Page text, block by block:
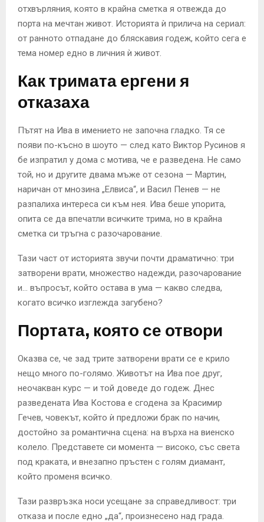
отхвърляния, която в крайна сметка я отвежда до
порта на мечтан живот. Историята ѝ прилича на сериал:
от ранното отпадане до бляскавия годеж, който сега е
тема номер едно в личния ѝ живот.
Как тримата ергени я
отказаха
Пътят на Ива в имението не започна гладко. Тя се
появи по-късно в шоуто — след като Виктор Русинов я
бе изпратил у дома с мотива, че е разведена. Не само
той, но и другите двама мъже от сезона — Мартин,
наричан от мнозина „Елвиса“, и Васил Пенев — не
разпалиха интереса си към нея. Ива беше упорита,
опита се да впечатли всичките трима, но в крайна
сметка си тръгна с разочарование.
Тази част от историята звучи почти драматично: три
затворени врати, множество надежди, разочарование
и… въпросът, който остава в ума — какво следва,
когато всичко изглежда загубено?
Портата, която се отвори
Оказва се, че зад трите затворени врати се е крило
нещо много по-голямо. Животът на Ива пое друг,
неочакван курс — и той доведе до годеж. Днес
разведената Ива Костова е сгодена за Красимир
Гечев, човекът, който ѝ предложи брак по начин,
достойно за романтична сцена: на върха на виенско
колело. Представете си момента — високо, със света
под краката, и внезапно пръстен с голям диамант,
който променя всичко.
Тази развръзка носи усещане за справедливост: три
отказа и после едно „да“, произнесено над града.